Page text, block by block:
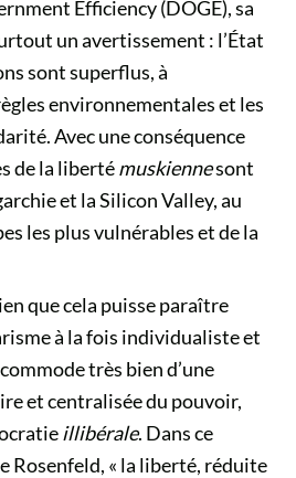
Efficiency (DOGE), sa
un avertissement : l’État
sont superflus, à
environnementales et les
Avec une conséquence
de la libertémuskiennesont
et la Silicon Valley, au
les plus vulnérables et de la
que cela puisse paraître
à la fois individualiste et
très bien d’une
et centralisée du pouvoir,
illibérale. Dans ce
Rosenfeld, « la liberté, réduite